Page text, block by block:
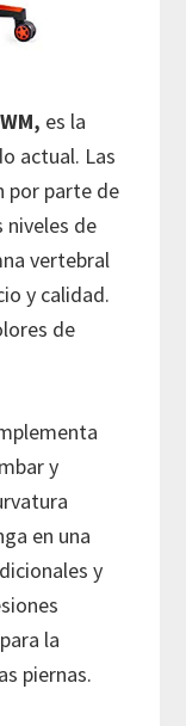
es la
actual. Las
por parte de
niveles de
vertebral
y calidad.
de
y
en una
y
la
piernas.